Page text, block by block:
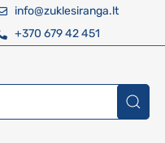
info@zuklesiranga.lt
+370 679 42 451